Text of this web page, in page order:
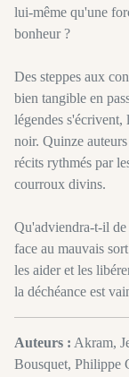
lui-même qu'une
bonheur ?
Des steppes aux
bien tangible en
légendes s'écrivent,
noir. Quinze
récits rythmés par
courroux divins.
Qu'adviendra-t-il de
face au mauvais
les aider et les
la déchéance est
Auteurs : Akram,
Bousquet, Philippe